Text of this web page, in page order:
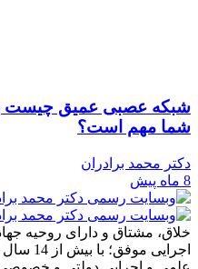
عصبی عمیق چیست و چرا
مهم است؟
برادران
مشتاق و دارای روحیه جهادی و
اجرایی موفق؛ با